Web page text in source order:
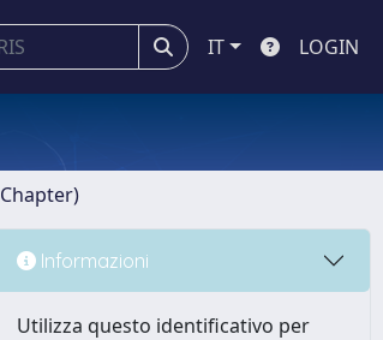
IT LOGIN
Informazioni
Utilizza questo identificativo per